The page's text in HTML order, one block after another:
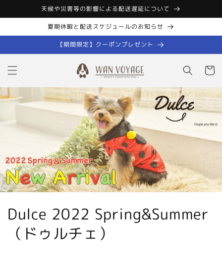
コンテン
ツに進む
天候や災害等の影響による配送遅延について
夏期休暇と配送スケジュールのお知らせ
【期間限定】クーポンプレゼント
ー
コ
レ
Dulce 2022 Spring&Summer
（ドゥルチェ）